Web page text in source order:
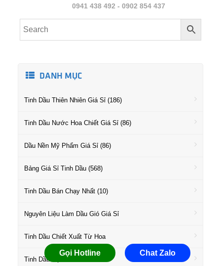
0941 438 492 - 0902 854 437
DANH MỤC
Tinh Dầu Thiên Nhiên Giá Sỉ (186)
Tinh Dầu Nước Hoa Chiết Giá Sỉ (86)
Dầu Nền Mỹ Phẩm Giá Sỉ (86)
Bảng Giá Sỉ Tinh Dầu (568)
Tinh Dầu Bán Chạy Nhất (10)
Nguyên Liệu Làm Dầu Gió Giá Sỉ
Tinh Dầu Chiết Xuất Từ Hoa
Tinh Dầu Họ Gỗ Giá Sỉ
Gọi Hotline Chat Zalo